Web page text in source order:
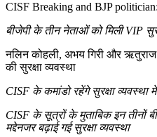
CISF Breaking and BJP politician:
बीजेपी के तीन नेताओं को मिली VIP
नलिन कोहली, अभय गिरी और ऋतुराज
की सुरक्षा व्यवस्था
CISF के कमांडो रहेंगे सुरक्षा व्यवस्था
CISF के सूत्रों के मुताबिक इन तीनों
मद्देनजर बढ़ाई गई सुरक्षा व्यवस्था